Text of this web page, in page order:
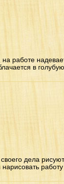
работе
в
дела
работу